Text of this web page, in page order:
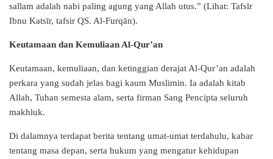
sallam adalah nabi paling agung yang Allah utus.” (Lihat: Tafsīr
Ibnu Katsīr, tafsir QS. Al-Furqān).
Keutamaan dan Kemuliaan Al-Qur’an
Keutamaan, kemuliaan, dan ketinggian derajat Al-Qur’an adalah
perkara yang sudah jelas bagi kaum Muslimin. Ia adalah kitab
Allah, Tuhan semesta alam, serta firman Sang Pencipta seluruh
makhluk.
Di dalamnya terdapat berita tentang umat-umat terdahulu, kabar
tentang masa depan, serta hukum yang mengatur kehidupan